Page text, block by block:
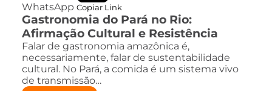
WhatsApp Copiar Link
Gastronomia do Pará no Rio:
Afirmação Cultural e Resistência
Falar de gastronomia amazônica é,
necessariamente, falar de sustentabilidade
cultural. No Pará, a comida é um sistema vivo
de transmissão…